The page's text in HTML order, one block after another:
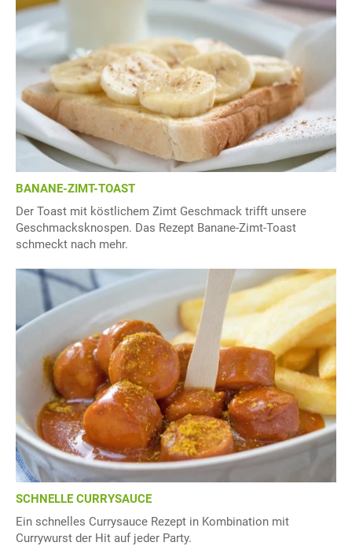
BANANE-ZIMT-TOAST
Der Toast mit köstlichem Zimt Geschmack trifft unsere
Geschmacksknospen. Das Rezept Banane-Zimt-Toast
schmeckt nach mehr.
SCHNELLE CURRYSAUCE
Ein schnelles Currysauce Rezept in Kombination mit
Currywurst der Hit auf jeder Party.